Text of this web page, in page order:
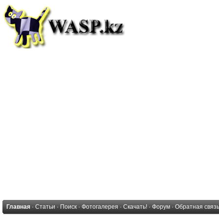
Главная · Статьи · Поиск · Фотогалерея · Скачать! · Форум · Обратная связь